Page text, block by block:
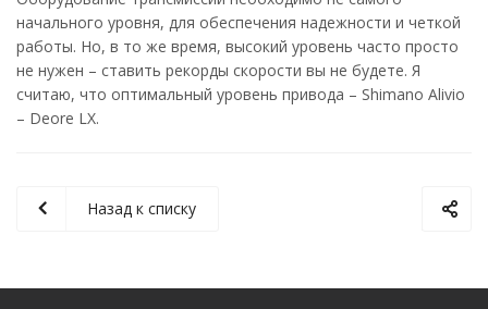
начального уровня, для обеспечения надежности и четкой
работы. Но, в то же время, высокий уровень часто просто
не нужен – ставить рекорды скорости вы не будете. Я
считаю, что оптимальный уровень привода – Shimano Alivio
– Deore LX.
Назад к списку